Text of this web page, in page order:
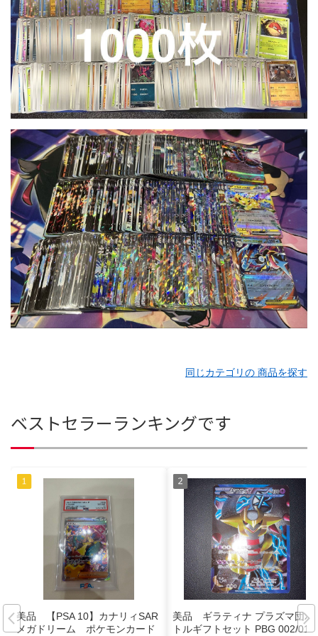
同じカテゴリの 商品を探す
ベストセラーランキングです
美品 【PSA 10】カナリィSAR
メガドリーム ポケモンカード
美品 ギラティナ プラズマ団バ
トルギフトセット PBG 002/016